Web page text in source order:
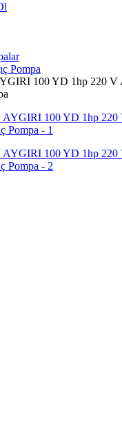
Pompa
100 YD 1hp 220 V